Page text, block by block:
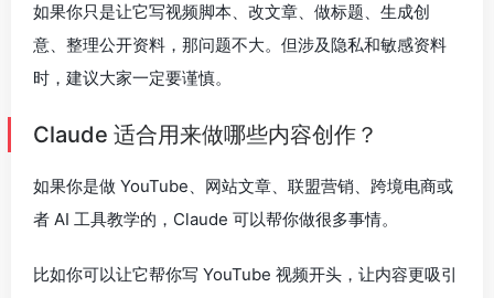
如果你只是让它写视频脚本、改文章、做标题、生成创
意、整理公开资料，那问题不大。但涉及隐私和敏感资料
时，建议大家一定要谨慎。
Claude 适合用来做哪些内容创作？
如果你是做 YouTube、网站文章、联盟营销、跨境电商或
者 AI 工具教学的，Claude 可以帮你做很多事情。
比如你可以让它帮你写 YouTube 视频开头，让内容更吸引